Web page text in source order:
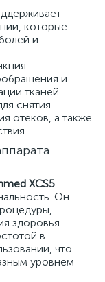
которые
и
и
тканей.
снятия
отеков, а также
XCS5
Он
здоровья
в
что
уровнем